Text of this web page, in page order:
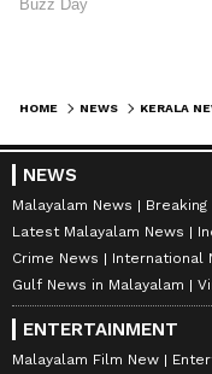
HOME NEWS KERALA
NEWS
Malayalam News
Latest Malayalam News
Crime News
International
Gulf News in Malayalam
ENTERTAINMENT
Malayalam Film New